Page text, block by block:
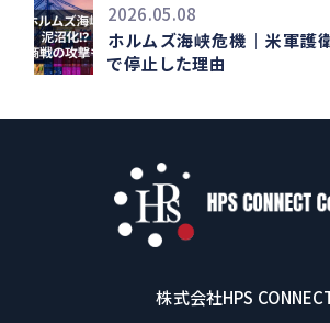
2026.05.08
ホルムズ海峡危機｜米軍護
で停止した理由
株式会社HPS